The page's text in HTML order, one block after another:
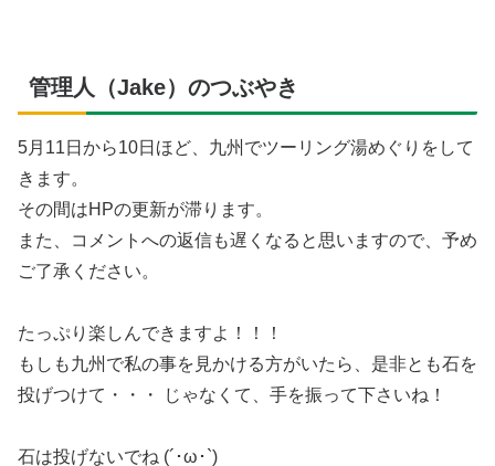
管理人（Jake）のつぶやき
5月11日から10日ほど、九州でツーリング湯めぐりをして
きます。
その間はHPの更新が滞ります。
また、コメントへの返信も遅くなると思いますので、予め
ご了承ください。
たっぷり楽しんできますよ！！！
もしも九州で私の事を見かける方がいたら、是非とも石を
投げつけて・・・ じゃなくて、手を振って下さいね！
石は投げないでね (´･ω･`)